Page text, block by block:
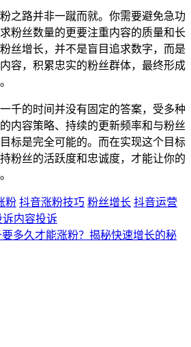
之路并非一蹴而就。你需要避免急功
粉丝数量的更要注重内容的质量和长
丝增长，并不是盲目追求数字，而是
容，积累忠实的粉丝群体，最终形成
千的时间并没有固定的答案，受多种
内容策略、持续的更新频率和与粉丝
标是完全可能的。而在实现这个目标
粉丝的活跃度和忠诚度，才能让你的
粉 抖音涨粉技巧 粉丝增长 抖音运营
诉内容投诉
多久才能涨粉？揭秘快速增长的秘